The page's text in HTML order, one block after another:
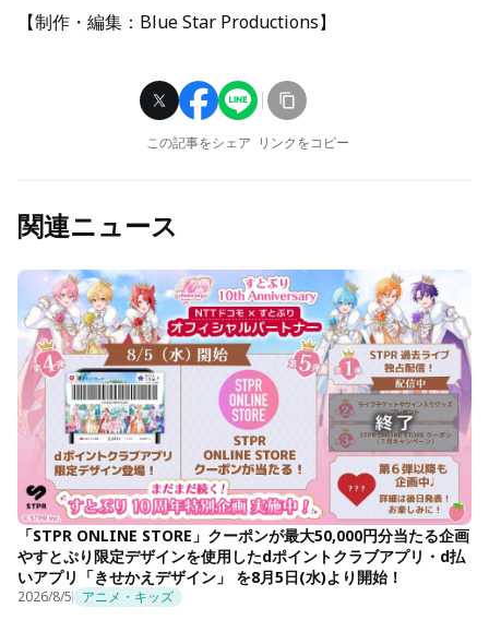
【制作・編集：Blue Star Productions】
この記事をシェア リンクをコピー
関連ニュース
「STPR ONLINE STORE」クーポンが最大50,000円分当たる企画
やすとぷり限定デザインを使用したdポイントクラブアプリ・d払
いアプリ「きせかえデザイン」 を8月5日(水)より開始！
2026/8/5 アニメ・キッズ